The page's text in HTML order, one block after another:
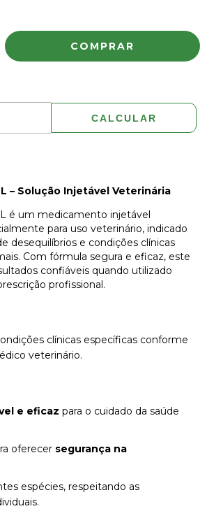
CALCULAR
– Solução Injetável Veterinária
é um medicamento injetável
para uso veterinário, indicado
desequilíbrios e condições clínicas
Com fórmula segura e eficaz, este
confiáveis quando utilizado
profissional.
clínicas específicas conforme
veterinário.
e eficaz para o cuidado da saúde
oferecer segurança na
espécies, respeitando as